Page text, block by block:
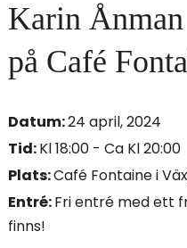
d
n
n
e
Karin
på Café
Datum:24 april, 2024
Tid:Kl 18:00 - Ca Kl 20:00
Plats:Café Fontaine i
Entré:Fri entré med ett
finns!